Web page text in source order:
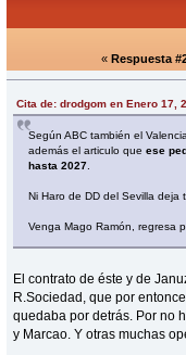
« Respuesta
Cita de: drodgom en Enero 17,
Según ABC también el
además el articulo queese
hasta 2027
Ni Haro de DD del Sevilla deja
Venga Mago Ramón, regresa
El contrato de éste y de
R.Sociedad, que por
quedaba por detrás. Por no
y Marcao. Y otras muchas